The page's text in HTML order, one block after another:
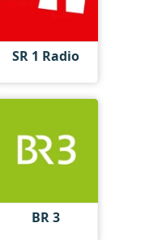
SR 1 Radio
BR 3